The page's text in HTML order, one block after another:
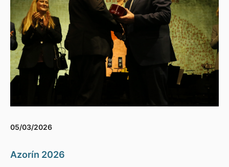
05/03/2026
Azorín 2026